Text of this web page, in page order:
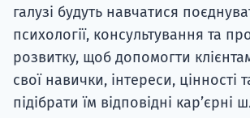
галузі будуть навчатися
психології, консультування та
розвитку, щоб допомогти
свої навички, інтереси, цінності
підібрати їм відповідні кар’єрні